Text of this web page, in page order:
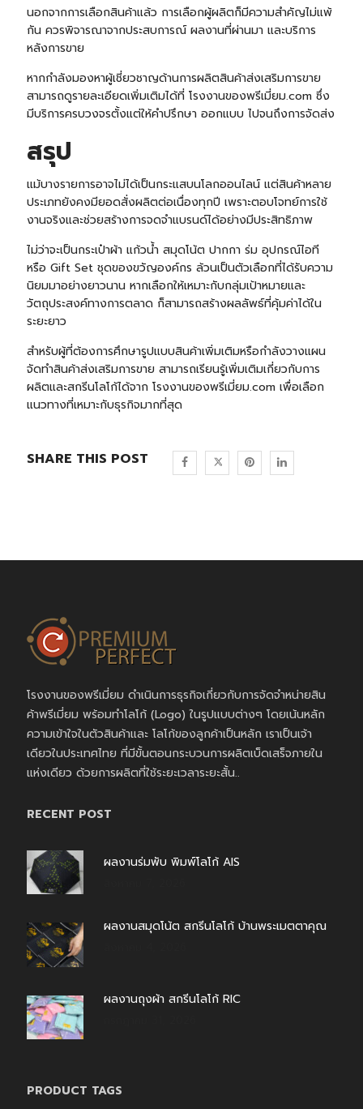
นอกจากการเลือกสินค้าแล้ว การเลือกผู้ผลิตก็มีความสำคัญไม่แพ้
กัน ควรพิจารณาจากประสบการณ์ ผลงานที่ผ่านมา และบริการ
หลังการขาย
หากกำลังมองหาผู้เชี่ยวชาญด้านการผลิตสินค้าส่งเสริมการขาย
สามารถดูรายละเอียดเพิ่มเติมได้ที่ โรงงานของพรีเมี่ยม.comซึ่ง
มีบริการครบวงจรตั้งแต่ให้คำปรึกษา ออกแบบ ไปจนถึงการจัดส่ง
สรุป
แม้บางรายการอาจไม่ได้เป็นกระแสบนโลกออนไลน์ แต่สินค้าหลาย
ประเภทยังคงมียอดสั่งผลิตต่อเนื่องทุกปี เพราะตอบโจทย์การใช้
งานจริงและช่วยสร้างการจดจำแบรนด์ได้อย่างมีประสิทธิภาพ
ไม่ว่าจะเป็นกระเป๋าผ้า แก้วน้ำ สมุดโน้ต ปากกา ร่ม อุปกรณ์ไอที
หรือ Gift Set ชุดของขวัญองค์กร ล้วนเป็นตัวเลือกที่ได้รับความ
นิยมมาอย่างยาวนาน หากเลือกให้เหมาะกับกลุ่มเป้าหมายและ
วัตถุประสงค์ทางการตลาด ก็สามารถสร้างผลลัพธ์ที่คุ้มค่าได้ใน
ระยะยาว
สำหรับผู้ที่ต้องการศึกษารูปแบบสินค้าเพิ่มเติมหรือกำลังวางแผน
จัดทำสินค้าส่งเสริมการขาย สามารถเรียนรู้เพิ่มเติมเกี่ยวกับการ
ผลิตและสกรีนโลโก้ได้จาก โรงงานของพรีเมี่ยม.comเพื่อเลือก
แนวทางที่เหมาะกับธุรกิจมากที่สุด
SHARE THIS POST
โรงงานของพรีเมี่ยม ดำเนินการธุรกิจเกี่ยวกับการจัดจำหน่ายสิน
ค้าพรีเมี่ยม พร้อมทำโลโก้ (Logo) ในรูปแบบต่างๆ โดยเน้นหลัก
ความเข้าใจในตัวสินค้าและ โลโก้ของลูกค้าเป็นหลัก เราเป็นเจ้า
เดียวในประเทศไทย ที่มีขั้นตอนกระบวนการผลิตเบ็ดเสร็จภายใน
แห่งเดียว ด้วยการผลิตที่ใช้ระยะเวลาระยะสั้น..
RECENT POST
ผลงานร่มพับ พิมพ์โลโก้ AIS
ผลงานสมุดโน้ต สกรีนโลโก้ บ้านพระเมตตาคุณ
ผลงานถุงผ้า สกรีนโลโก้ RIC
PRODUCT TAGS